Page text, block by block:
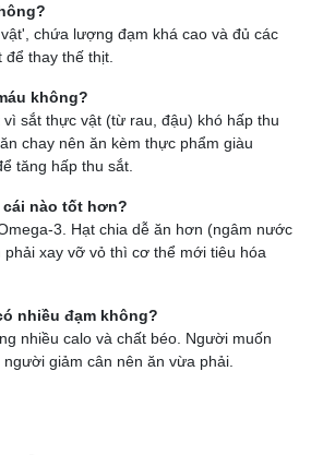
chứa lượng đạm khá cao và đủ các
thay thế thịt.
không?
sắt thực vật (từ rau, đậu) khó hấp thu
chay nên ăn kèm thực phẩm giàu
tăng hấp thu sắt.
cái nào tốt hơn?
3. Hạt chia dễ ăn hơn (ngâm nước
xay vỡ vỏ thì cơ thể mới tiêu hóa
nhiều đạm không?
nhiều calo và chất béo. Người muốn
giảm cân nên ăn vừa phải.